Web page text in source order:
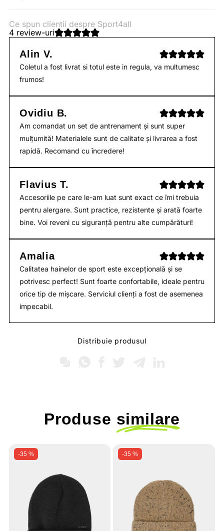
Ce spun clientii despre Sport4all
4 review-uri
Alin V.
Coletul a fost livrat si totul este in regula, va multumesc
frumos!
Ovidiu B.
Am comandat un set de antrenament și sunt super
mulțumită! Materialele sunt de calitate și livrarea a fost
rapidă. Recomand cu încredere!
Flavius T.
Accesoriile pe care le-am luat sunt exact ce îmi trebuia
pentru alergare. Sunt practice, rezistente și arată foarte
bine. Voi reveni cu siguranță pentru alte cumpărături!
Amalia
Calitatea hainelor de sport este excepțională și se
potrivesc perfect! Sunt foarte confortabile, ideale pentru
orice tip de mișcare. Serviciul clienți a fost de asemenea
impecabil.
Distribuie produsul
Produse similare
-35 % -35 %